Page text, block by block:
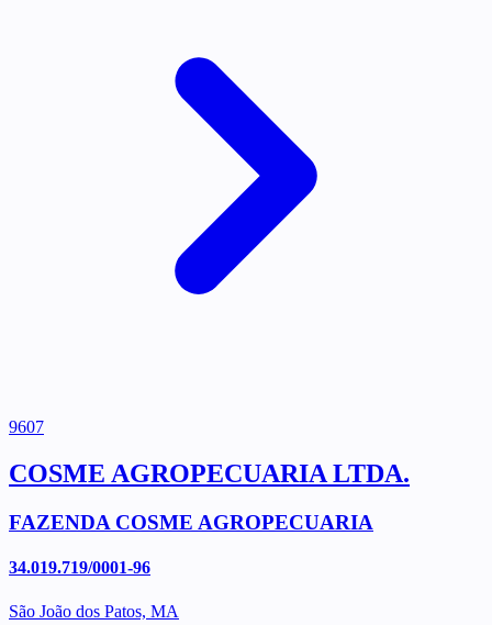
9607
COSME AGROPECUARIA LTDA.
FAZENDA COSME AGROPECUARIA
34.019.719/0001-96
São João dos Patos, MA